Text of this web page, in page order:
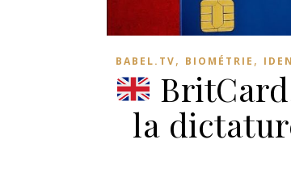
BABEL.TV, BIOMÉTRIE ,
la